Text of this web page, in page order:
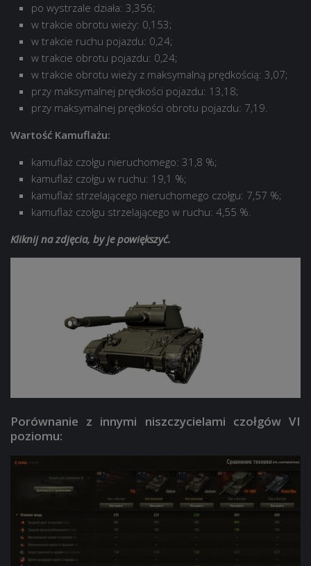
po wystrzale działa: 3,356;
w trakcie obrotu wieży: 0,153;
w trakcie ruchu pojazdu: 0,24;
w trakcie obrotu pojazdu: 0,24;
w trakcie obrotu wieży z maksymalną prędkością: 3,07;
przy maksymalnej prędkości pojazdu: 13,18;
przy maksymalnej prędkości obrotu pojazdu: 7,19.
Wartość Kamuflażu:
kamuflaż czołgu nieruchomego: 31,8 %;
kamuflaż czołgu w ruchu: 19,1 %;
kamuflaż strzelającego nieruchomego czołgu: 7,57 %;
kamuflaż czołgu strzelającego w ruchu: 4,55 %.
Kliknij na zdjęcia, by je powiększyć.
Porównanie z innymi niszczycielami czołgów VI
poziomu: